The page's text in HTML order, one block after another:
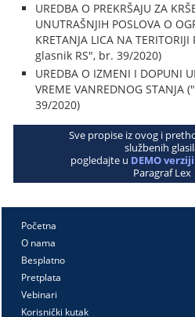
UREDBA O PREKRŠAJU ZA
UNUTRAŠNJIH POSLOVA O
KRETANJA LICA NA TERITORIJI
glasnik RS", br. 39/2020)
UREDBA O IZMENI I DOPUNI
VREME VANREDNOG STANJA
39/2020)
Sve propise iz ovog i
službenih
pogledajte u DEMO verziji
Paragraf Lex
Početna
O nama
Besplatno
Pretplata
Vebinari
Korisnički kutak